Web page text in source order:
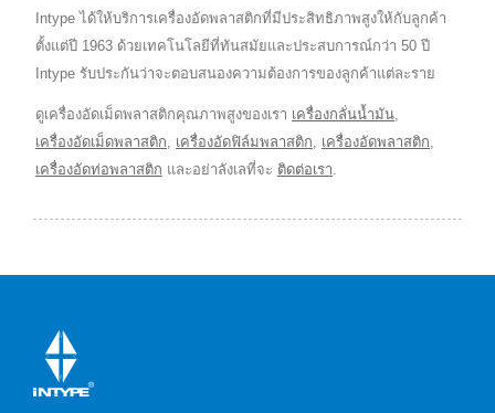
Intype ได้ให้บริการเครื่องอัดพลาสติกที่มีประสิทธิภาพสูงให้กับลูกค้า
ตั้งแต่ปี 1963 ด้วยเทคโนโลยีที่ทันสมัยและประสบการณ์กว่า 50 ปี
Intype รับประกันว่าจะตอบสนองความต้องการของลูกค้าแต่ละราย
ดูเครื่องอัดเม็ดพลาสติกคุณภาพสูงของเรา เครื่องกลั่นน้ำมัน
เครื่องอัดเม็ดพลาสติก
เครื่องอัดฟิล์มพลาสติก เครื่องอัดพลาสติก
เครื่องอัดท่อพลาสติก และอย่าลังเลที่จะ ติดต่อเรา